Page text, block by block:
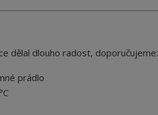
dělal dlouho radost, doporučujeme:
prádlo